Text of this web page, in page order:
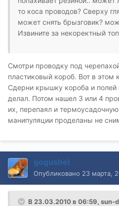
то коса проводов? Сверху
может снять брызговик?
Извините за некоректный
Смотри проводку под
пластиковый короб. Вот в этом
Сдерни крышку короба и полей
делал. Потом нашел 3 или 4
их, перепаял и
манипуляции проделаны не
gogushel
Опубликовано 23 марта,
В 23.03.2010 в 06:59, sun-